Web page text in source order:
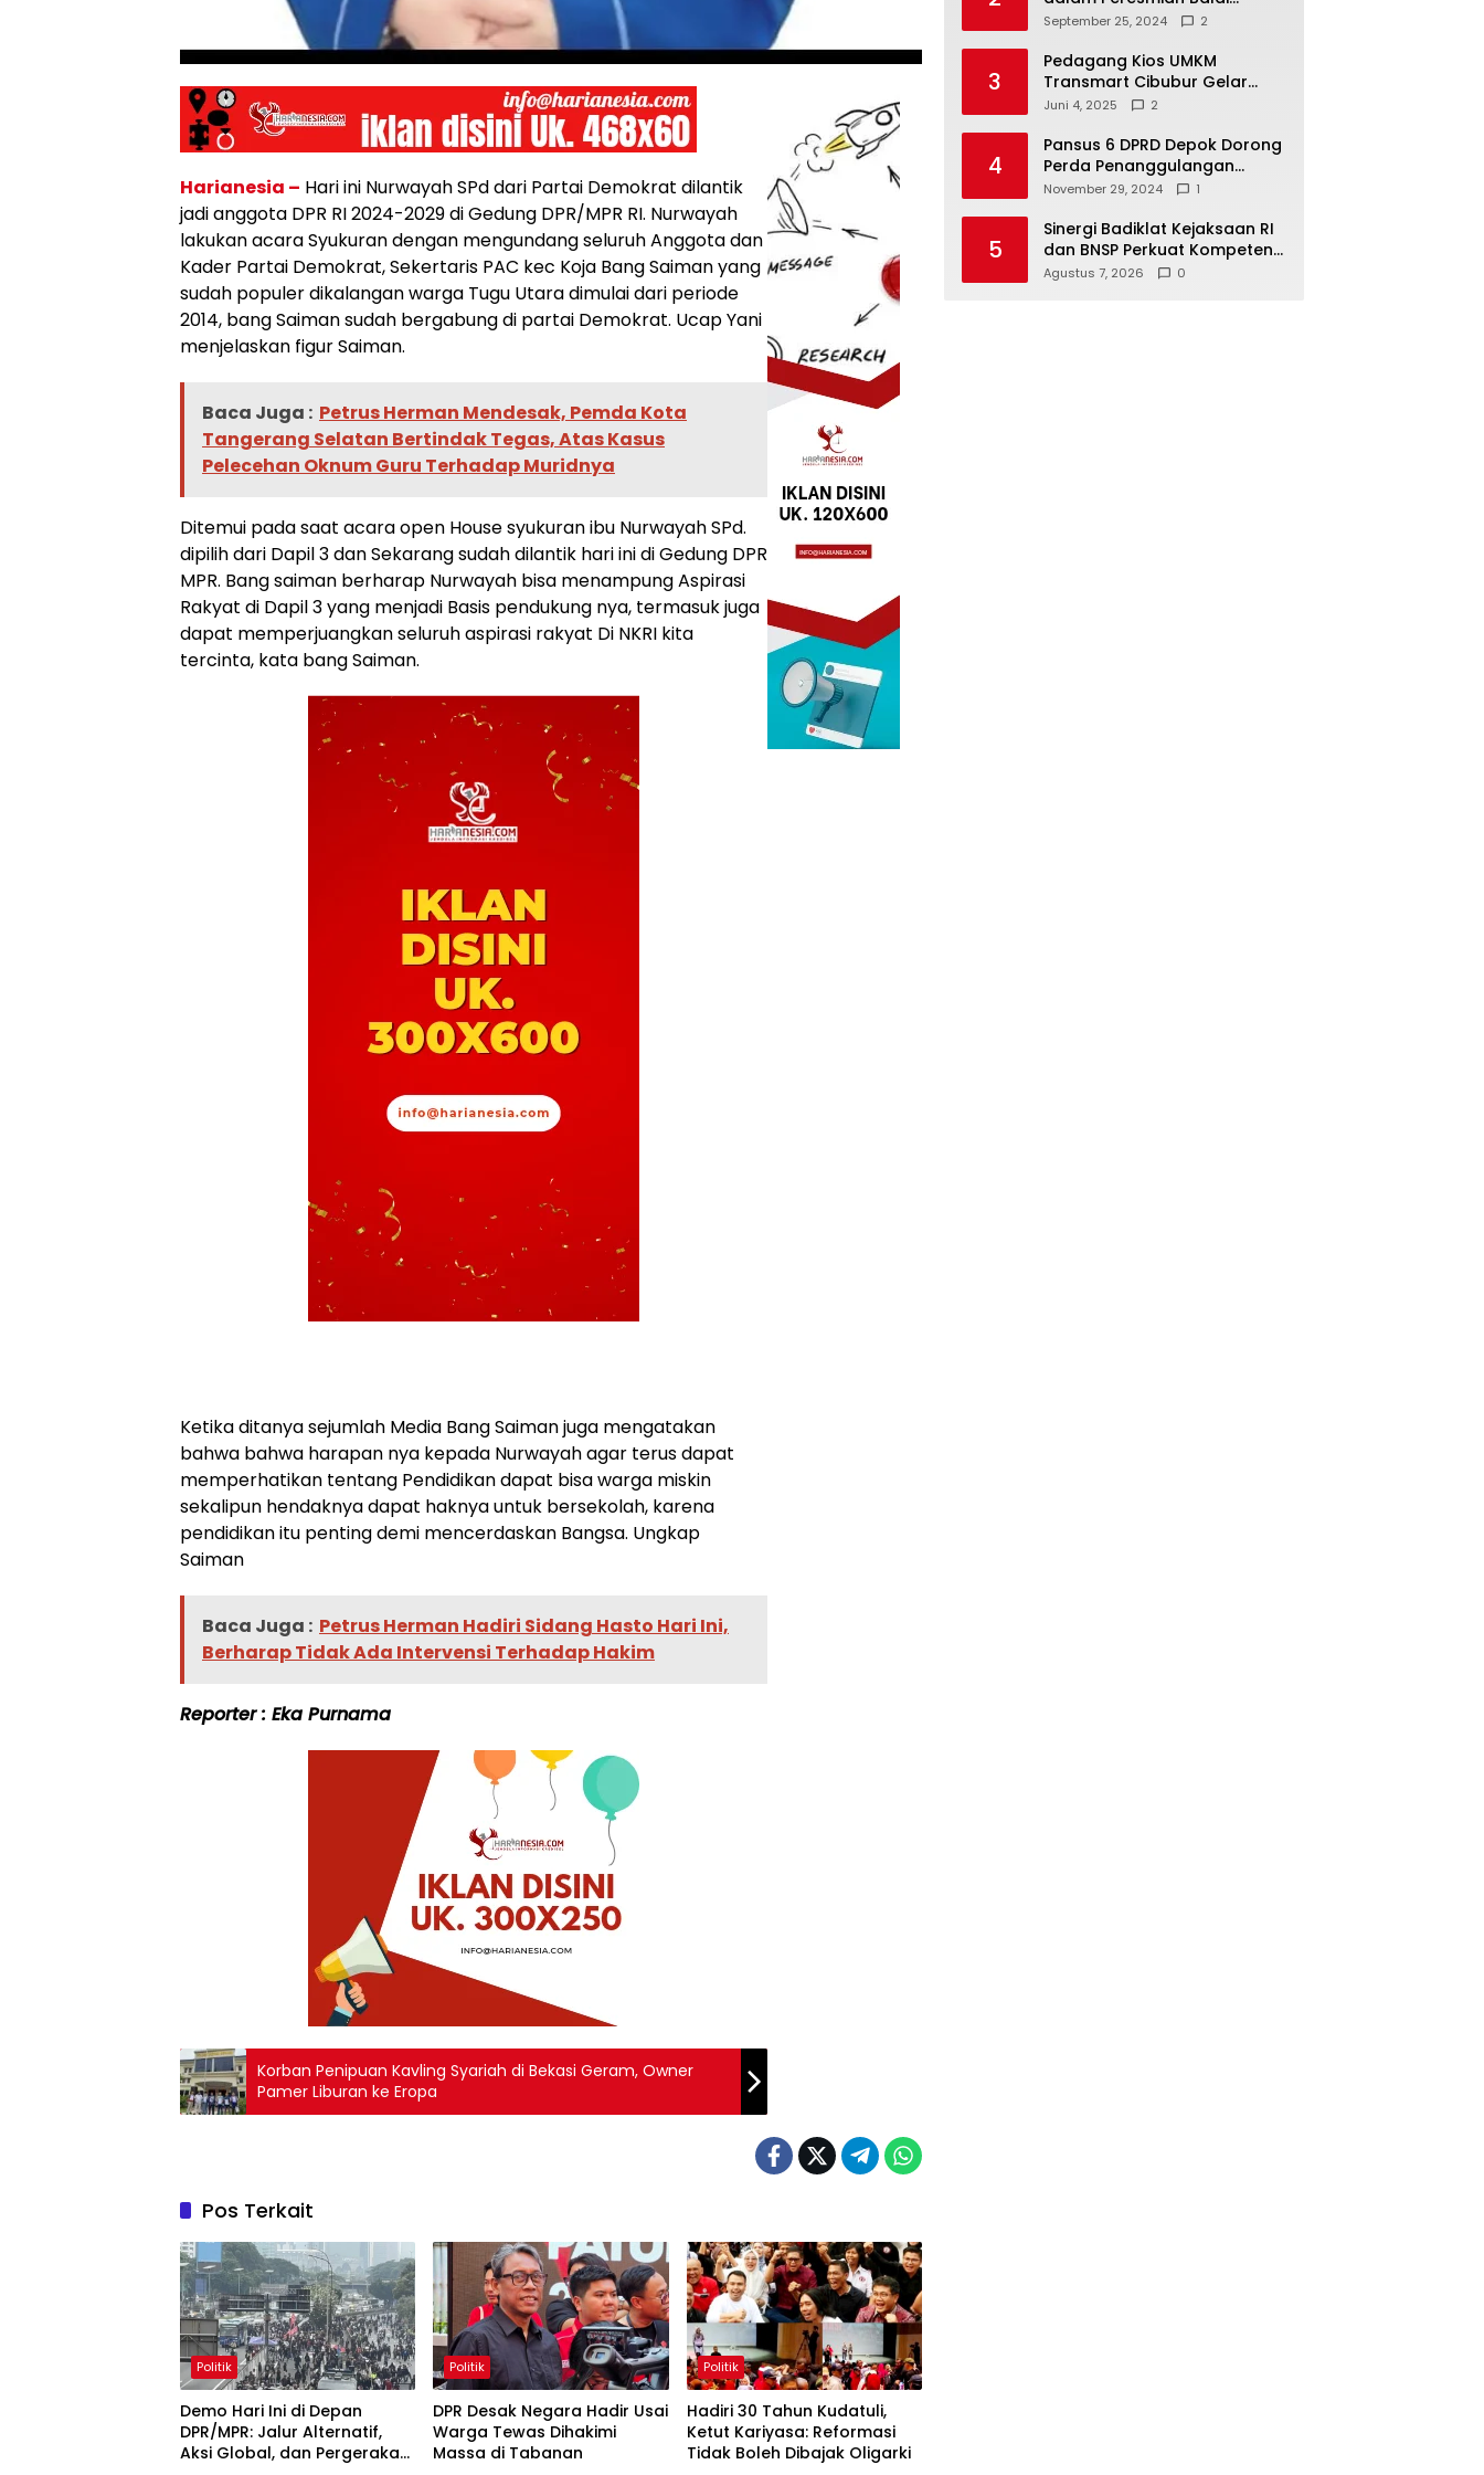
Harianesia – Hari ini Nurwayah SPd dari Partai Demokrat dilantik
jadi anggota DPR RI 2024-2029 di Gedung DPR/MPR RI. Nurwayah
lakukan acara Syukuran dengan mengundang seluruh Anggota dan
Kader Partai Demokrat, Sekertaris PAC kec Koja Bang Saiman yang
sudah populer dikalangan warga Tugu Utara dimulai dari periode
2014, bang Saiman sudah bergabung di partai Demokrat. Ucap Yani
menjelaskan figur Saiman.
Baca Juga : Petrus Herman Mendesak, Pemda Kota
Tangerang Selatan Bertindak Tegas, Atas Kasus
Pelecehan Oknum Guru Terhadap Muridnya
Ditemui pada saat acara open House syukuran ibu Nurwayah SPd.
dipilih dari Dapil 3 dan Sekarang sudah dilantik hari ini di Gedung DPR
MPR. Bang saiman berharap Nurwayah bisa menampung Aspirasi
Rakyat di Dapil 3 yang menjadi Basis pendukung nya, termasuk juga
dapat memperjuangkan seluruh aspirasi rakyat Di NKRI kita
tercinta, kata bang Saiman.
Ketika ditanya sejumlah Media Bang Saiman juga mengatakan
bahwa bahwa harapan nya kepada Nurwayah agar terus dapat
memperhatikan tentang Pendidikan dapat bisa warga miskin
sekalipun hendaknya dapat haknya untuk bersekolah, karena
pendidikan itu penting demi mencerdaskan Bangsa. Ungkap
Saiman
Baca Juga : Petrus Herman Hadiri Sidang Hasto Hari Ini,
Berharap Tidak Ada Intervensi Terhadap Hakim
Reporter : Eka Purnama
Korban Penipuan Kavling Syariah di Bekasi Geram, Owner
Pamer Liburan ke Eropa
Pos Terkait
Politik
Demo Hari Ini di Depan
DPR/MPR: Jalur Alternatif,
Aksi Global, dan Pergerakan
Politik
DPR Desak Negara Hadir Usai
Warga Tewas Dihakimi
Massa di Tabanan
Politik
Hadiri 30 Tahun Kudatuli,
Ketut Kariyasa: Reformasi
Tidak Boleh Dibajak Oligarki
Warga di Sukamaju : Wadah
Aspirasi Masyarakat
September 25, 2024 2
3
Pedagang Kios UMKM
Transmart Cibubur Gelar
Family Gathering di Cisarua,
Kekompakan
Juni 4, 2025 2
4
Pansus 6 DPRD Depok Dorong
Perda Penanggulangan
Kebakaran untuk
November 29, 2024 1
5
Sinergi Badiklat Kejaksaan RI
dan BNSP Perkuat Kompetensi
Jaksa Melalui Sertifikasi
Agustus 7, 2026 0